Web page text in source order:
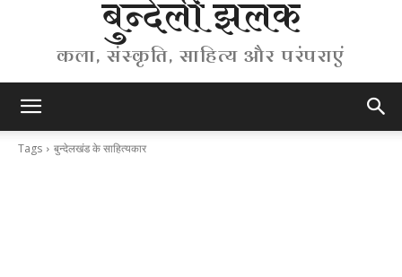
बुन्देली झलक
कला, संस्कृति, साहित्य और परंपराएं
Tags बुन्देलखंड के साहित्यकार